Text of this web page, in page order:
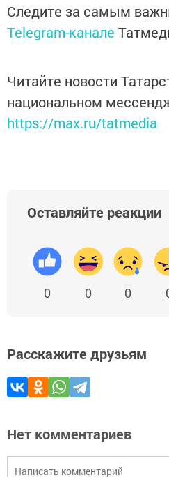
Следите за самым
Telegram-канале
Читайте новости
национальном
https://max.ru/tatmedia
Оставляйте реакции
0 0 0
Расскажите друзьям
Нет комментариев